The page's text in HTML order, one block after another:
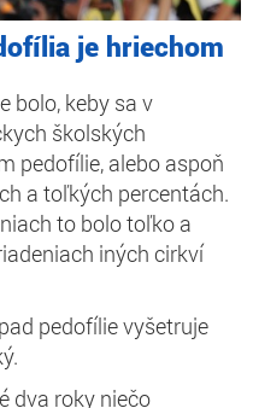
je hriechom
bolo, keby sa v
školských
pedofílie, alebo aspoň
a toľkých percentách.
to bolo toľko a
iných cirkví
pedofílie vyšetruje
dva roky niečo